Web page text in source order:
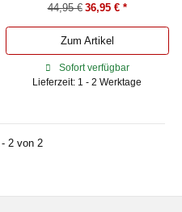
44,95 € 36,95 € *
Zum Artikel
Sofort verfügbar
Lieferzeit: 1 - 2 Werktage
2 von 2